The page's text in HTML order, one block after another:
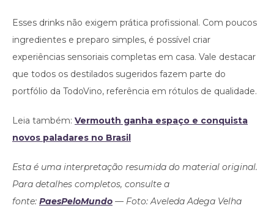
Esses drinks não exigem prática profissional. Com poucos
ingredientes e preparo simples, é possível criar
experiências sensoriais completas em casa. Vale destacar
que todos os destilados sugeridos fazem parte do
portfólio da TodoVino, referência em rótulos de qualidade.
Leia também: Vermouth ganha espaço e conquista
novos paladares no Brasil
Esta é uma interpretação resumida do material original.
Para detalhes completos, consulte a
fonte: PaesPeloMundo — Foto: Aveleda Adega Velha